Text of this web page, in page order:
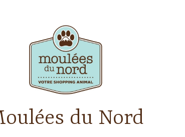
du Nord